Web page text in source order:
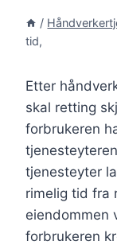
/
tid,
Etter
skal retting
forbrukeren
tjenesteyter
rimelig tid fra
eiendommen
forbrukeren